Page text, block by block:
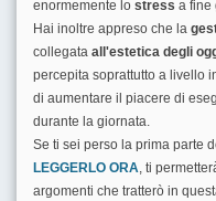
enormemente lo stress a fine
Hai inoltre appreso che la
collegata all'estetica degli
percepita soprattutto a livello
di aumentare il piacere di
durante la giornata.
Se ti sei perso la prima parte
LEGGERLO ORA, ti
argomenti che tratterò in